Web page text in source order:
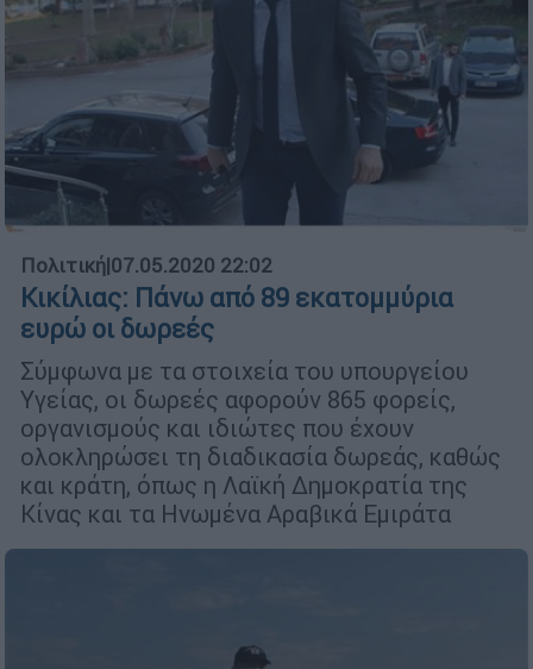
Πολιτική|07.05.2020 22:02
Κικίλιας: Πάνω από 89 εκατομμύρια
ευρώ οι δωρεές
Σύμφωνα με τα στοιχεία του υπουργείου
Υγείας, οι δωρεές αφορούν 865 φορείς,
οργανισμούς και ιδιώτες που έχουν
ολοκληρώσει τη διαδικασία δωρεάς, καθώς
και κράτη, όπως η Λαϊκή Δημοκρατία της
Κίνας και τα Ηνωμένα Αραβικά Εμιράτα